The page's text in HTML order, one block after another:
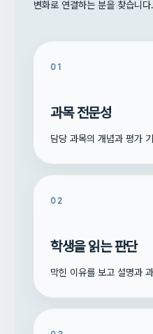
변화로 연결하는 분을 찾습니다.
01
과목 전문성
담당 과목의 개념과 평가
02
학생을 읽는 판단
막힌 이유를 보고 설명과